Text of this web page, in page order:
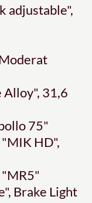
adjustable",
Alloy", 31,6
75"
HD",
"MR5"
Brake Light